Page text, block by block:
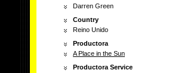
Darren Green
Country
Reino Unido
Productora
A Place in the Sun
Productora Service